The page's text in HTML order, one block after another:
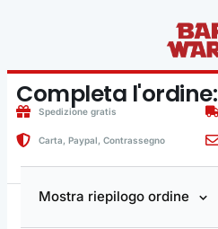
Completa l'ordine:
Spedizione gratis
Carta, Paypal, Contrassegno
Mostra riepilogo ordine